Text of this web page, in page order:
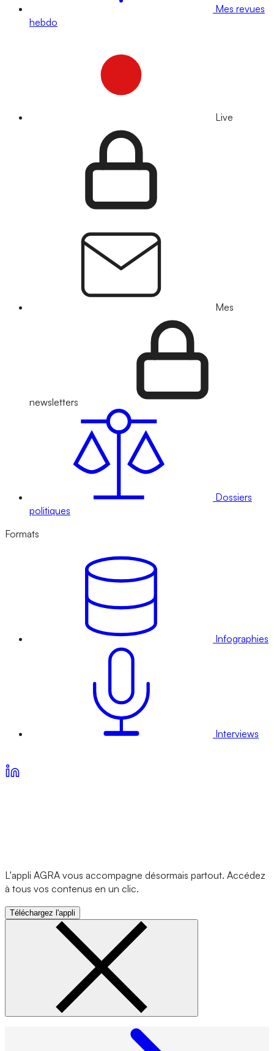
Mes revues
hebdo
Live
Mes
newsletters
Dossiers
politiques
Formats
Infographies
Interviews
L'appli AGRA vous accompagne désormais partout. Accédez
à tous vos contenus en un clic.
Téléchargez l'appli